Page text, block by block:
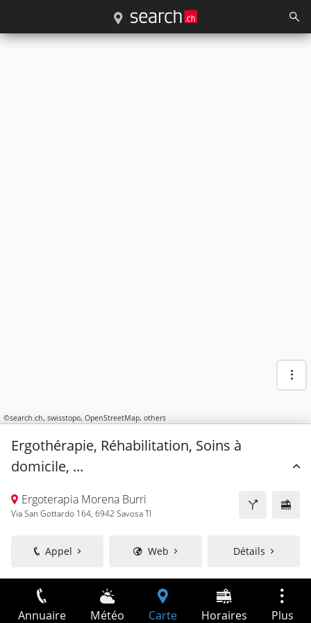
©search.ch, swisstopo, OpenStreetMap, others
Ergothérapie, Réhabilitation, Soins à
domicile, ...
Ergoterapia Morena Burri
Via San Gottardo 164, 6942 Savosa TI
Appel Web Détails
Annuaire Météo Carte Horaires Plus